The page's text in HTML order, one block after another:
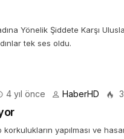
Yönelik Şiddete Karşı
tek ses oldu.
4 yıl önce HaberHD
yapılması ve